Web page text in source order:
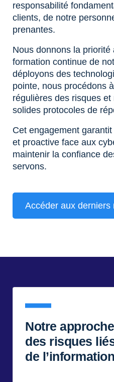
responsabilité
clients, de notre
prenantes.
Nous donnons la priorité
formation continue de
déployons des
pointe, nous procédons
régulières des risques
solides protocoles de
Cet engagement
et proactive face aux
maintenir la confiance
servons.
Accéder aux derniers
Notre
des risques
de